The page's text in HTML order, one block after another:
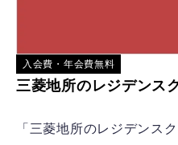
入会費・年会費無料
三菱地所のレジデンス
「三菱地所のレジデンス